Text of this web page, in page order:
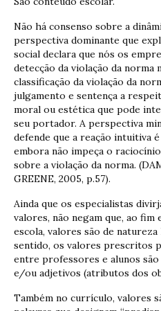
Não há consenso sobre a
perspectiva dominante que
social declara que nós os
detecção da violação da norma
classificação da violação da
julgamento e sentença a
moral ou estética que pode
seu portador. A perspectiva
defende que a reação intuitiva
embora não impeça o
sobre a violação da norma.
GREENE, 2005, p.57).
Ainda que os especialistas
valores, não negam que, ao
escola, valores são de
sentido, os valores prescritos
entre professores e alunos
e/ou adjetivos (atributos dos
Também no currículo, valores